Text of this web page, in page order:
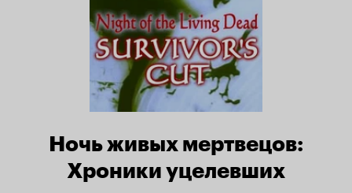
Ночь живых мертвецов:
Хроники уцелевших